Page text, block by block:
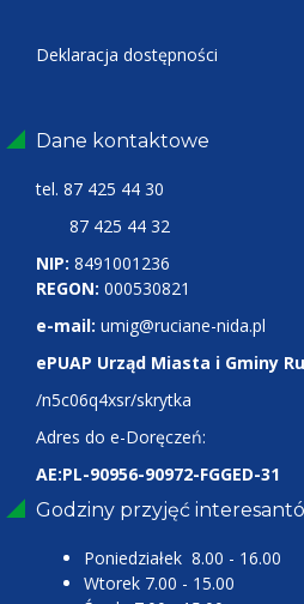
Deklaracja dostępności
Dane kontaktowe
tel. 87 425 44 30
87 425 44 32
NIP: 8491001236
REGON: 000530821
e-mail: umig@ruciane-nida.pl
ePUAP Urząd Miasta i Gminy
/n5c06q4xsr/skrytka
Adres do e-Doręczeń:
AE:PL-90956-90972-FGGED-31
Godziny przyjęć
Poniedziałek 8.00 - 16.00
Wtorek 7.00 - 15.00